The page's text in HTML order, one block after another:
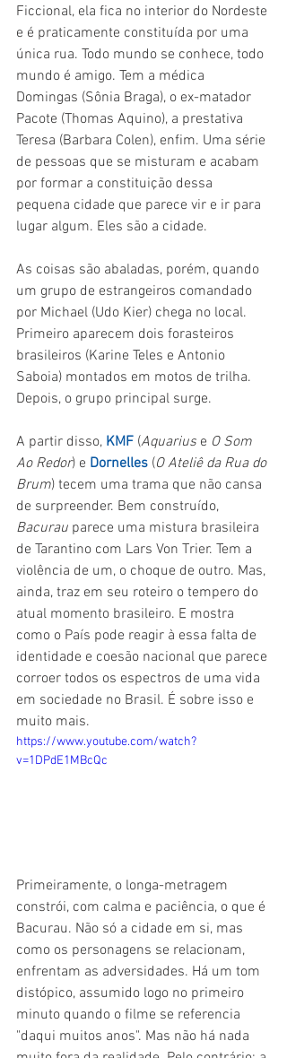
Ficcional, ela fica no interior do Nordeste
e é praticamente constituída por uma
única rua. Todo mundo se conhece, todo
mundo é amigo. Tem a médica
Domingas (Sônia Braga), o ex-matador
Pacote (Thomas Aquino), a prestativa
Teresa (Barbara Colen), enfim. Uma série
de pessoas que se misturam e acabam
por formar a constituição dessa
pequena cidade que parece vir e ir para
lugar algum. Eles são a cidade.
As coisas são abaladas, porém, quando
um grupo de estrangeiros comandado
por Michael (Udo Kier) chega no local.
Primeiro aparecem dois forasteiros
brasileiros (Karine Teles e Antonio
Saboia) montados em motos de trilha.
Depois, o grupo principal surge.
A partir disso, KMF (Aquarius e O Som
Ao Redor) e Dornelles (O Ateliê da Rua do
Brum) tecem uma trama que não cansa
de surpreender. Bem construído,
Bacurau parece uma mistura brasileira
de Tarantino com Lars Von Trier. Tem a
violência de um, o choque de outro. Mas,
ainda, traz em seu roteiro o tempero do
atual momento brasileiro. E mostra
como o País pode reagir à essa falta de
identidade e coesão nacional que parece
corroer todos os espectros de uma vida
em sociedade no Brasil. É sobre isso e
muito mais.
https://www.youtube.com/watch?
v=1DPdE1MBcQc
Primeiramente, o longa-metragem
constrói, com calma e paciência, o que é
Bacurau. Não só a cidade em si, mas
como os personagens se relacionam,
enfrentam as adversidades. Há um tom
distópico, assumido logo no primeiro
minuto quando o filme se referencia
"daqui muitos anos". Mas não há nada